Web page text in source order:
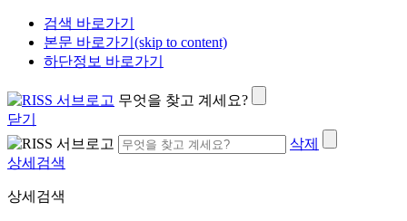
검색 바로가기
본문 바로가기(skip to content)
하단정보 바로가기
무엇을 찾고 계세요?
닫기
삭제
상세검색
상세검색